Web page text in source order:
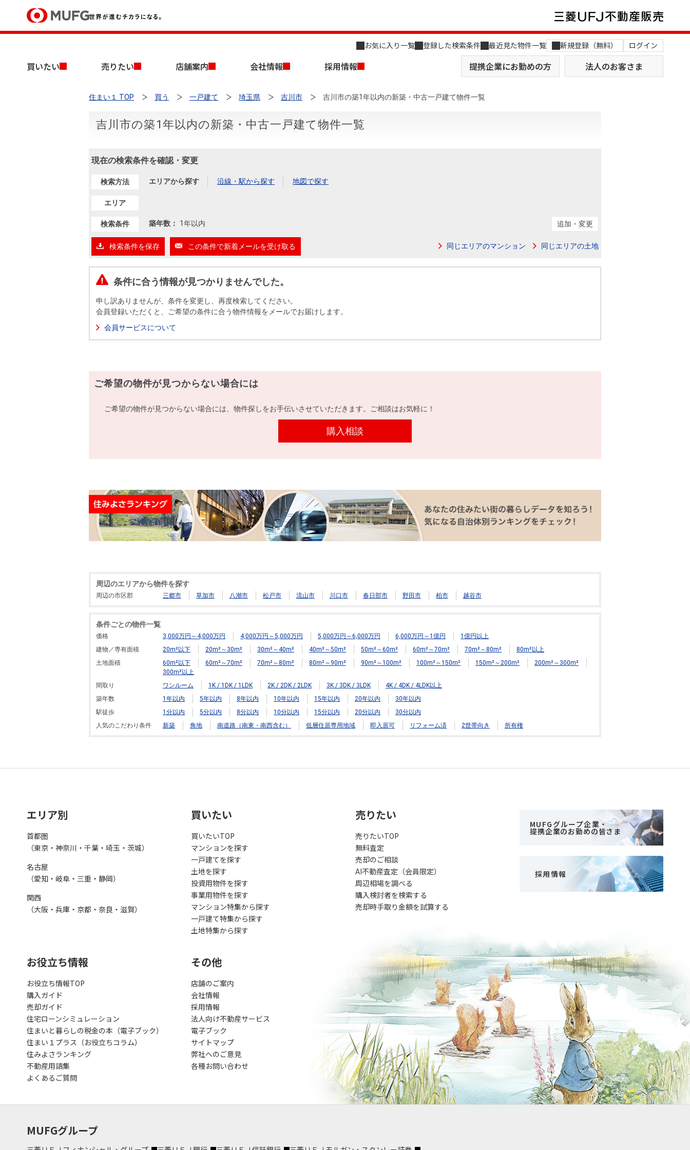
お気に入り一覧 登録した検索条件 最近見た物件一覧 新規登録（無料） ログイン
買いたい 売りたい 店舗案内 会社情報 採用情報 提携企業にお勤めの方 法人のお客さま
買いたいTOP
中古マンションを探す 新築・中古一戸建てを探す
投資用物件を探す おすすめ物件から探す
購入向けサービス
住まいと暮らしの税金の本（電子ブック） 購入ガイド
売りたいTOP
無料査定 売却相談
売却時手取り金額試算
売却向けサービス
住まいと暮らしの税金の本（電子ブック） 売却ガイド
店舗案内TOP
会社情報TOP
採用情報TOP
売りたい
住まい１ TOP 買う 一戸建て 埼玉県 吉川市 吉川市の築1年以内の新築・中古一戸建て物件一覧
吉川市の築1年以内の新築・中古一戸建て物件一覧
現在の検索条件を確認・変更
検索方法 エリアから探す 沿線・駅から探す 地図で探す
エリア
検索条件 築年数： 1年以内 追加・変更
検索条件を保存 この条件で新着メールを受け取る 同じエリアのマンション 同じエリアの土地
条件に合う情報が見つかりませんでした。
申し訳ありませんが、条件を変更し、再度検索してください。
会員登録いただくと、ご希望の条件に合う物件情報をメールでお届けします。
会員サービスについて
ご希望の物件が見つからない場合には
ご希望の物件が見つからない場合には、物件探しをお手伝いさせていただきます。ご相談はお気軽に！
購入相談
周辺のエリアから物件を探す
周辺の市区郡 三郷市 草加市 八潮市 松戸市 流山市 川口市 春日部市 野田市 柏市 越谷市
条件ごとの物件一覧
価格 3,000万円～4,000万円 4,000万円～5,000万円 5,000万円～6,000万円 6,000万円～1億円
1億円以上
建物／専有面積
20m²以下 20m²～30m² 30m²～40m² 40m²～50m² 50m²～60m² 60m²～70m² 70m²～80m²
80m²以上
土地面積
60m²以下 60m²～70m² 70m²～80m² 80m²～90m² 90m²～100m² 100m²～150m² 150m²～200m²
200m²～300m²
300m²以上
間取り
ワンルーム 1K / 1DK / 1LDK 2K / 2DK / 2LDK 3K / 3DK / 3LDK
4K / 4DK / 4LDK以上
築年数
1年以内 5年以内 8年以内 10年以内 15年以内 20年以内
30年以内
駅徒歩
1分以内 5分以内 8分以内 10分以内 15分以内 20分以内
30分以内
人気のこだわり条件
新築 角地 南道路（南東・南西含む） 低層住居専用地域 即入居可 リフォーム済 2世帯向き 所有権
エリア別
首都圏
（東京・神奈川・千葉・埼玉・茨城）
名古屋
（愛知・岐阜・三重・静岡）
関西
（大阪・兵庫・京都・奈良・滋賀）
買いたい
買いたいTOP
マンションを探す
一戸建てを探す
土地を探す
投資用物件を探す
事業用物件を探す
マンション特集から探す
一戸建て特集から探す
土地特集から探す
売りたい
売りたいTOP
無料査定
売却のご相談
AI不動産査定（会員限定）
周辺相場を調べる
購入検討者を検索する
売却時手取り金額を試算する
MUFGグループ企業・
提携企業のお勤めの皆さま
採用情報
お役立ち情報
お役立ち情報TOP
購入ガイド
売却ガイド
住宅ローンシミュレーション
住まいと暮らしの税金の本（電子ブック）
住まい１プラス（お役立ちコラム）
住みよさランキング
不動産用語集
よくあるご質問
その他
店舗のご案内
会社情報
採用情報
法人向け不動産サービス
電子ブック
サイトマップ
弊社へのご意見
各種お問い合わせ
MUFGグループ